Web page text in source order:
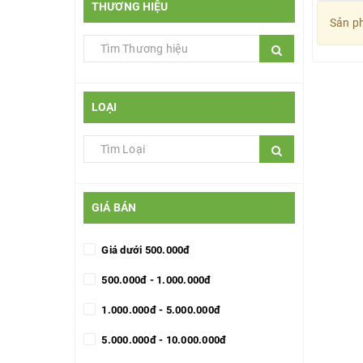
THƯƠNG HIỆU
LOẠI
GIÁ BÁN
Giá dưới 500.000đ
500.000đ - 1.000.000đ
1.000.000đ - 5.000.000đ
5.000.000đ - 10.000.000đ
Sản